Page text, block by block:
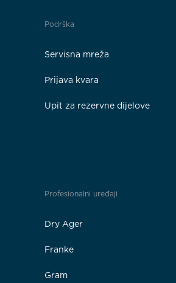
Podrška
Servisna mreža
Prijava kvara
Upit za rezervne dijelove
Profesionalni uređaji
Dry Ager
Franke
Gram